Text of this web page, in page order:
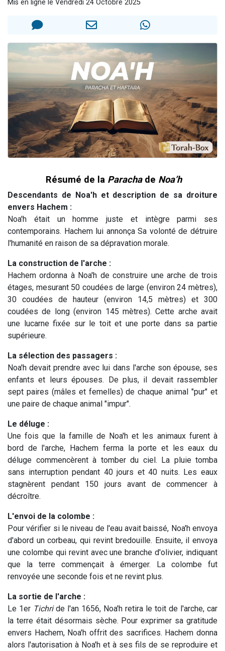
12 nouvelles musiques dans Torah-Box Music
Mis en ligne le Vendredi 24 Octobre 2025
Résumé de la Parachade Noa’h
Descendants de Noa'h et description de sa droiture
envers Hachem :
Noa'h était un homme juste et intègre parmi ses
contemporains. Hachem lui annonça Sa volonté de détruire
l'humanité en raison de sa dépravation morale.
La construction de l'arche :
Hachem ordonna à Noa'h de construire une arche de trois
étages, mesurant 50 coudées de large (environ 24 mètres),
30 coudées de hauteur (environ 14,5 mètres) et 300
coudées de long (environ 145 mètres). Cette arche avait
une lucarne fixée sur le toit et une porte dans sa partie
supérieure.
La sélection des passagers :
Noa'h devait prendre avec lui dans l'arche son épouse, ses
enfants et leurs épouses. De plus, il devait rassembler
sept paires (mâles et femelles) de chaque animal "pur" et
une paire de chaque animal "impur".
Le déluge :
Une fois que la famille de Noa'h et les animaux furent à
bord de l'arche, Hachem ferma la porte et les eaux du
déluge commencèrent à tomber du ciel. La pluie tomba
sans interruption pendant 40 jours et 40 nuits. Les eaux
stagnèrent pendant 150 jours avant de commencer à
décroître.
L'envoi de la colombe :
Pour vérifier si le niveau de l'eau avait baissé, Noa'h envoya
d'abord un corbeau, qui revint bredouille. Ensuite, il envoya
une colombe qui revint avec une branche d'olivier, indiquant
que la terre commençait à émerger. La colombe fut
renvoyée une seconde fois et ne revint plus.
La sortie de l'arche :
Le 1er Tichride l'an 1656, Noa'h retira le toit de l'arche, car
la terre était désormais sèche. Pour exprimer sa gratitude
envers Hachem, Noa'h offrit des sacrifices. Hachem donna
alors l'autorisation à Noa'h et à ses fils de se reproduire et